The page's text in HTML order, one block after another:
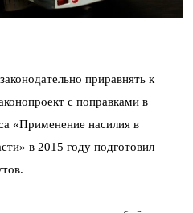
приравнять к
с поправками в
«Применение насилия в
в 2015 году подготовил